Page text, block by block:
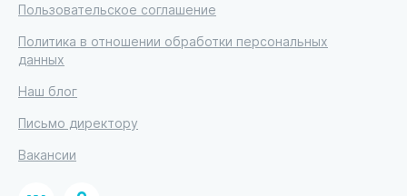
Пользовательское соглашение
Политика в отношении обработки персональных
данных
Наш блог
Письмо директору
Вакансии